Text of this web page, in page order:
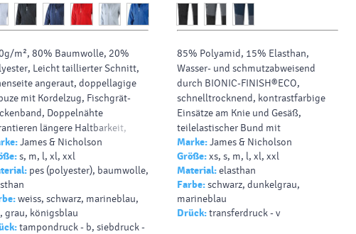
m², 80% Baumwolle, 20%
Leicht taillierter Schnitt,
angeraut, doppellagige
mit Kordelzug, Fischgrät-
Doppelnähte
längere Haltbarkeit,
mit Elasthan,
60° waschbar, 3-
Sweat-Qualität
James & Nicholson
s, m, l, xl, xxl
pes (polyester), baumwolle,
weiss, schwarz, marineblau,
grau, königsblau
tampondruck - b, siebdruck -
85% Polyamid, 15% Elasthan,
Wasser- und schmutzabweisend
durch BIONIC-FINISH®ECO,
schnelltrocknend, kontrastfarbige
Einsätze am Knie und Gesäß,
teilelastischer Bund mit
Gürtelschlaufen und Gürtel, 2
seitliche Taschen, 1 Gesäßtasche , 1
Tasche am Bein, alle Taschen mit
Reißverschluss
Marke:James & Nicholson
Größe:xs, s, m, l, xl, xxl
Material:elasthan
Farbe:schwarz, dunkelgrau,
marineblau
Drück:transferdruck - v